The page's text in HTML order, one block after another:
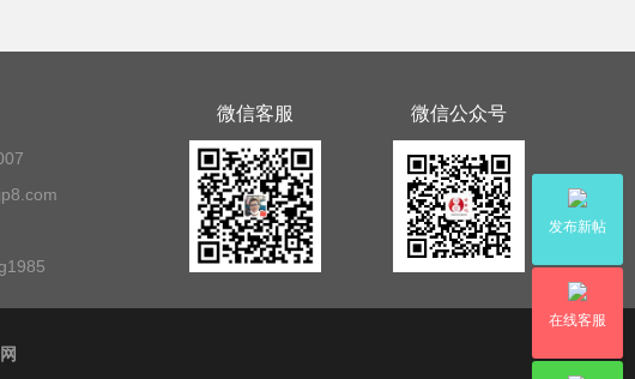
发布新帖
在线客服
微信客服 微信公众号